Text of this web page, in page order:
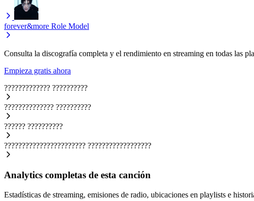
forever&more Role Model
Consulta la discografía completa y el rendimiento en streaming en todas las
Empieza gratis ahora
????????????? ??????????
?????????????? ??????????
?????? ??????????
??????????????????????? ??????????????????
Analytics completas de esta canción
Estadísticas de streaming, emisiones de radio, ubicaciones en playlists e